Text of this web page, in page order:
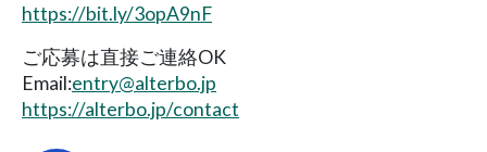
https://bit.ly/3opA9nF
ご応募は直接ご連絡OK
Email:entry@alterbo.jp
https://alterbo.jp/contact